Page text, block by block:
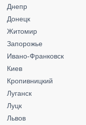
Днепр
Донецк
Житомир
Запорожье
Ивано-Франковск
Киев
Кропивницкий
Луганск
Луцк
Львов